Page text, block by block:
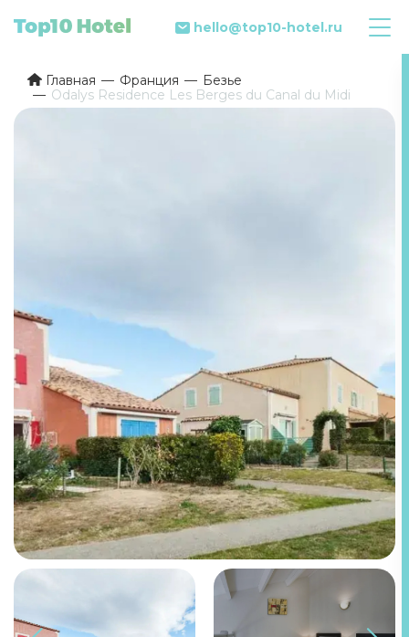
hello@top10-hotel.ru
Главная Франция
Безье
Odalys Residence Les Berges du Canal du Midi